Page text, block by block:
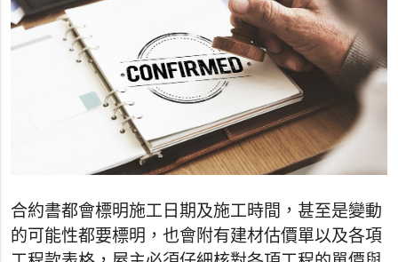
合約書都會標明施工日期及施工時間，甚至是變動
的可能性都要標明，也會附有建材估價單以及各項